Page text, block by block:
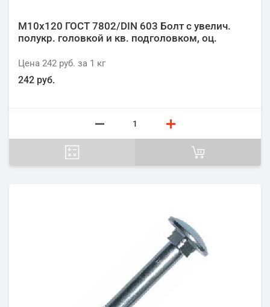
М10х120 ГОСТ 7802/DIN 603 Болт с увелич.
полукр. головкой и кв. подголовком, оц.
Цена 242 руб. за 1 кг
242 руб.